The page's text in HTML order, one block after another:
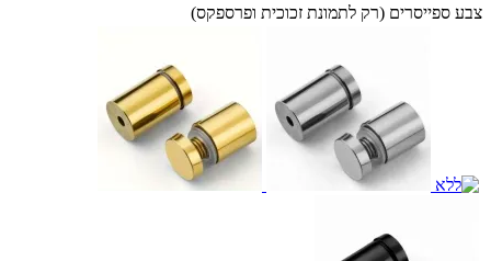
צבע ספייסרים (רק לתמונת זכוכית ופרספקס)